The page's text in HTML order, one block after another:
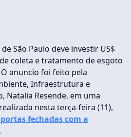
São Paulo deve investir US$
coleta e tratamento de esgoto
O anuncio foi feito pela
Infraestrutura e
Natalia Resende, em uma
nesta terça-feira (11),
fechadas com a
.